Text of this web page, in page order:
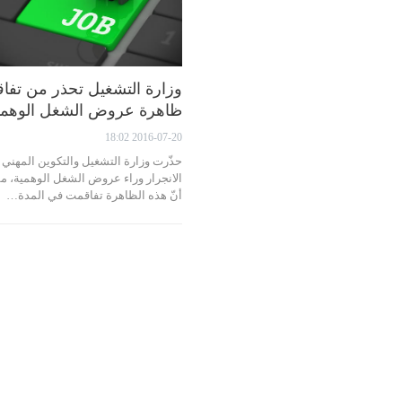
وزارة التشغيل تحذر من
ظاهرة عروض الشغل
2016-07-20 18:02
حذّرت وزارة التشغيل والتكوين
الانجرار وراء عروض الشغل الوهمية،
أنّ هذه الظاهرة تفاقمت في المدة…